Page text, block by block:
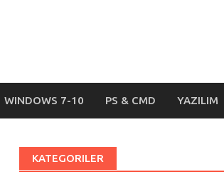
WINDOWS 7-10 PS & CMD YAZILIM
KATEGORILER